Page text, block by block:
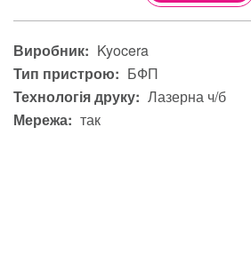
Виробник: Kyocera
Тип пристрою: БФП
Технологія друку: Лазерна ч/б
Мережа: так